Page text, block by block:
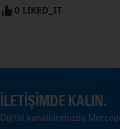
0 LIKED_IT
İLETIŞIMDE KALIN.
Dijital kanallarımızda